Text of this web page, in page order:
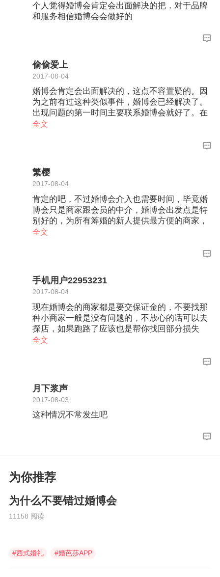
个人觉得婚博会肯定会出面解决的把，对于品牌
和服务相信婚博会会做好的
偷偷爱上
2017-08-04
婚博会肯定会出面解决的，这点不容置疑的。因
为之前有过这种类似事件，婚博会已经解决了。
出现问题的第一时间主要联系婚博会就好了。在
我看来婚博会商家的订单，是双重保障。拥有婚
等报销款呢，更何况是这种问题，肯定需要一段
否在有效期内。调查清楚之后，肯定会有一个合
理的解决方案的。我是很信赖婚博会的。
全文
繁樱
2017-08-04
肯定的吧，不过婚博会介入也需要时间，毕竟婚
博会只是商家跟会员的中介，婚博会出发点是特
别好的，为所有筹婚的新人提供最方便的商家，
一般商家跑路婚博会工作人员通过新人电话投诉
全文
手机用户22953231
2017-08-04
现在婚博会的商家都是要交保证金的，不要找那
种小商家一般是没有问题的，不放心的话可以去
探店，如果跑路了应该也是帮你找回部分损失
吧。
全文
月下浆声
2017-08-03
这种情况不常发生吧
为你推荐
为什么不要错过婚博会
11158 阅读
#西式婚礼 #婚芭莎APP